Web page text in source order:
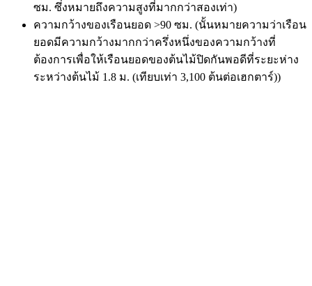
ซม. ซึ่งหมายถึงความสูงที่มากกว่าสองเท่า)
ความกว้างของเรือนยอด >90 ซม. (นั้นหมายความว่าเรือน
ยอดมีความกว้างมากกว่าครึ่งหนึ่งของความกว้างที่
ต้องการเพื่อให้เรือนยอดของต้นไม้ปิดกันพอดีที่ระยะห่าง
ระหว่างต้นไม้ 1.8 ม. (เทียบเท่า 3,100 ต้นต่อเฮกตาร์))